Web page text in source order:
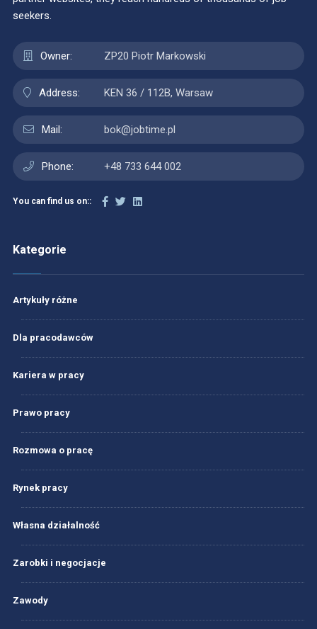
seekers.
Owner: ZP20 Piotr Markowski
Address: KEN 36 / 112B, Warsaw
Mail: bok@jobtime.pl
Phone: +48 733 644 002
You can find us on::
Kategorie
Artykuły różne
Dla pracodawców
Kariera w pracy
Prawo pracy
Rozmowa o pracę
Rynek pracy
Własna działalność
Zarobki i negocjacje
Zawody